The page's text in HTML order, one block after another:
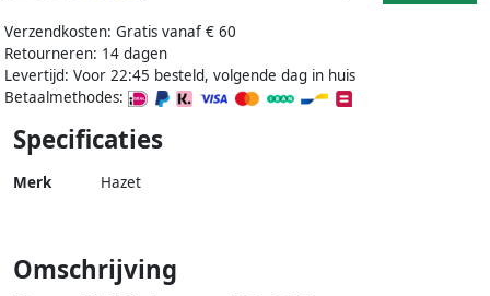
Verzendkosten: Gratis vanaf € 60
Retourneren: 14 dagen
Levertijd: Voor 22:45 besteld, volgende dag in huis
Betaalmethodes:
Specificaties
Merk Hazet
Omschrijving